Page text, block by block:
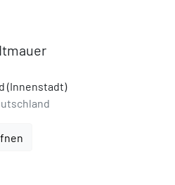
(Innenstadt)